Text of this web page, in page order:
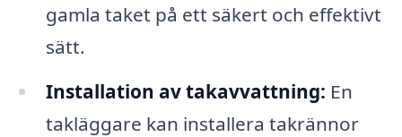
gamla taket på ett säkert och effektivt
sätt.
Installation av takavvattning: En
takläggare kan installera takrännor